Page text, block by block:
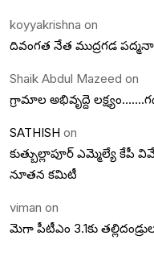
koyyakrishna on
దివంగత నేత ముద్రగడ
Shaik Abdul Mazeed on
గ్రామాల అభివృద్దె
SATHISH on
కుత్బుల్లాపూర్ ఎమ్మెల్యే కేపీ
నూతన కమిటీ
viman on
మెగా పీటీఎం 3.1కు